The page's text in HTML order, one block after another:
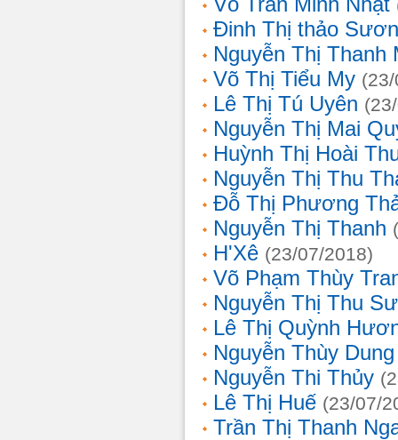
Đinh Thị thảo
Nguyễn Thị Thanh
Võ Thị Tiểu My
Lê Thị Tú Uyên
Nguyễn Thị Mai
Huỳnh Thị Hoài
Nguyễn Thị Thu
Đỗ Thị Phương
Nguyễn Thị Thanh
H'Xê (23/07/2018)
Võ Phạm Thùy
Nguyễn Thị Thu
Lê Thị Quỳnh
Nguyễn Thùy Dung
Nguyễn Thi Thủy
Lê Thị Huế (23/07/
Trần Thị Thanh